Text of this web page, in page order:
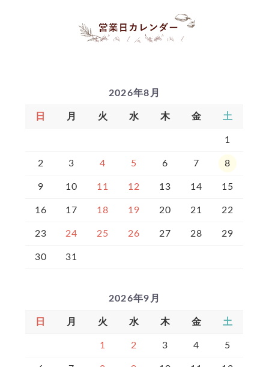
2026年8月
日 月 火 水 木 金 土
1
2 3 4 5 6 7 8
9 10 11 12 13 14 15
16 17 18 19 20 21 22
23 24 25 26 27 28 29
30 31
2026年9月
日 月 火 水 木 金 土
1 2 3 4 5